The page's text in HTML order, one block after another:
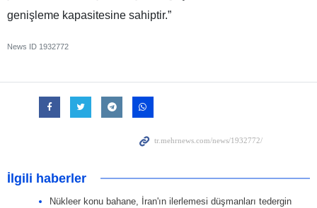
genişleme kapasitesine sahiptir.”
News ID 1932772
İlgili haberler
Nükleer konu bahane, İran'ın ilerlemesi düşmanları tedergin